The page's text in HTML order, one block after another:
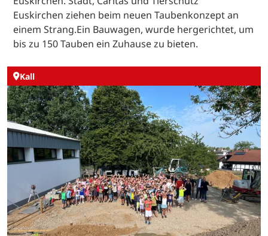
Euskirchen ziehen beim neuen Taubenkonzept an
einem Strang.Ein Bauwagen, wurde hergerichtet, um
bis zu 150 Tauben ein Zuhause zu bieten.
Kall